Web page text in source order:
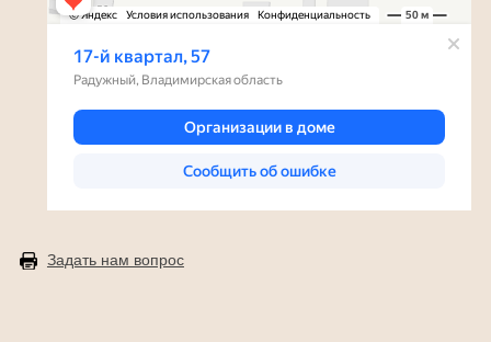
Задать нам вопрос